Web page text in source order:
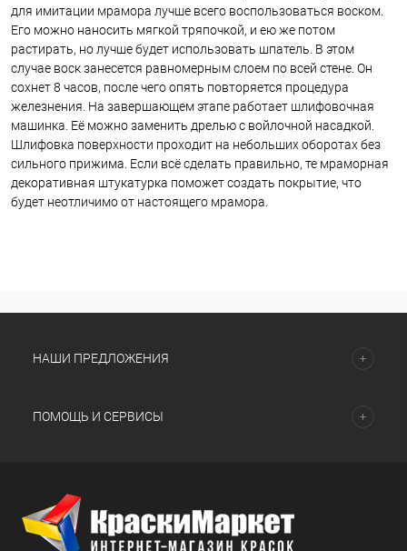
для имитации мрамора лучше всего воспользоваться воском.
Его можно наносить мягкой тряпочкой, и ею же потом
растирать, но лучше будет использовать шпатель. В этом
случае воск занесется равномерным слоем по всей стене. Он
сохнет 8 часов, после чего опять повторяется процедура
железнения. На завершающем этапе работает шлифовочная
машинка. Её можно заменить дрелью с войлочной насадкой.
Шлифовка поверхности проходит на небольших оборотах без
сильного прижима. Если всё сделать правильно, те мраморная
декоративная штукатурка поможет создать покрытие, что
будет неотличимо от настоящего мрамора.
НАШИ ПРЕДЛОЖЕНИЯ
ПОМОЩЬ И СЕРВИСЫ